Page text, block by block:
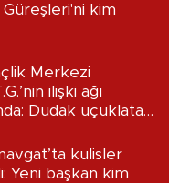
Güreşleri'ni kim
Merkezi
ilişki ağı
Dudak uçuklatan
kulisler
Yeni başkan kim